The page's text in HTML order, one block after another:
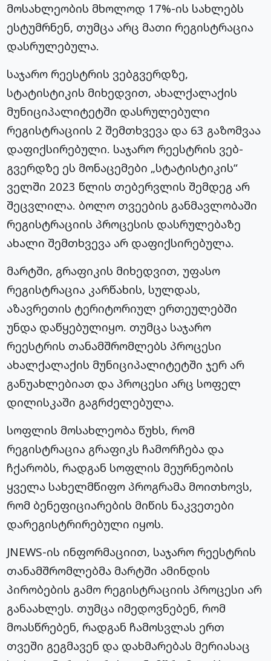
მოსახლეობის მხოლოდ 17%-ის სახლებს
ესტუმრნენ, თუმცა არც მათი რეგისტრაცია
დასრულებულა.
საჯარო რეესტრის ვებგვერდზე,
სტატისტიკის მიხედვით, ახალქალაქის
მუნიციპალიტეტში დასრულებული
რეგისტრაციის 2 შემთხვევა და 63 გაზომვაა
დაფიქსირებული. საჯარო რეესტრის ვებ-
გვერდზე ეს მონაცემები „სტატისტიკის“
ველში 2023 წლის თებერვლის შემდეგ არ
შეცვლილა. ბოლო თვეების განმავლობაში
რეგისტრაციის პროცესის დასრულებაზე
ახალი შემთხვევა არ დაფიქსირებულა.
მარტში, გრაფიკის მიხედვით, უფასო
რეგისტრაცია კარწახის, სულდას,
აზავრეთის ტერიტორიულ ერთეულებში
უნდა დაწყებულიყო. თუმცა საჯარო
რეესტრის თანამშრომლებს პროცესი
ახალქალაქის მუნიციპალიტეტში ჯერ არ
განუახლებიათ და პროცესი არც სოფელ
დილისკაში გაგრძელებულა.
სოფლის მოსახლეობა წუხს, რომ
რეგისტრაცია გრაფიკს ჩამორჩება და
ჩქარობს, რადგან სოფლის მეურნეობის
ყველა სახელმწიფო პროგრამა მოითხოვს,
რომ ბენეფიციარების მიწის ნაკვეთები
დარეგისტრირებული იყოს.
JNEWS-ის ინფორმაციით, საჯარო რეესტრის
თანამშრომლებმა მარტში ამინდის
პირობების გამო რეგისტრაციის პროცესი არ
განაახლეს. თუმცა იმედოვნებენ, რომ
მოასწრებენ, რადგან ჩამოსვლას ერთ
თვეში გეგმავენ და დახმარებას მერიასაც